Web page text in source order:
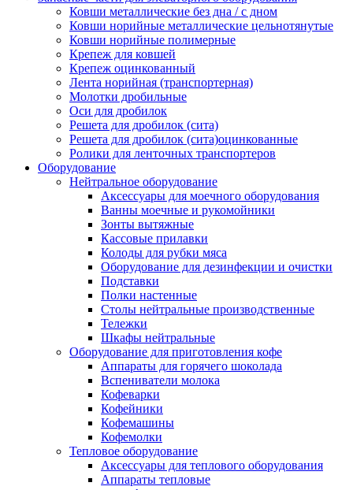
Ковши металлические без дна / с дном
Ковши норийные металлические цельнотянутые
Ковши норийные полимерные
Крепеж для ковшей
Крепеж оцинкованный
Лента норийная (транспортерная)
Молотки дробильные
Оси для дробилок
Решета для дробилок (сита)
Решета для дробилок (сита)оцинкованные
Ролики для ленточных транспортеров
Оборудование
Нейтральное оборудование
Аксессуары для моечного оборудования
Ванны моечные и рукомойники
Зонты вытяжные
Кассовые прилавки
Колоды для рубки мяса
Оборудование для дезинфекции и очистки
Подставки
Полки настенные
Столы нейтральные производственные
Тележки
Шкафы нейтральные
Оборудование для приготовления кофе
Аппараты для горячего шоколада
Вспениватели молока
Кофеварки
Кофейники
Кофемашины
Кофемолки
Тепловое оборудование
Аксессуары для теплового оборудования
Аппараты тепловые